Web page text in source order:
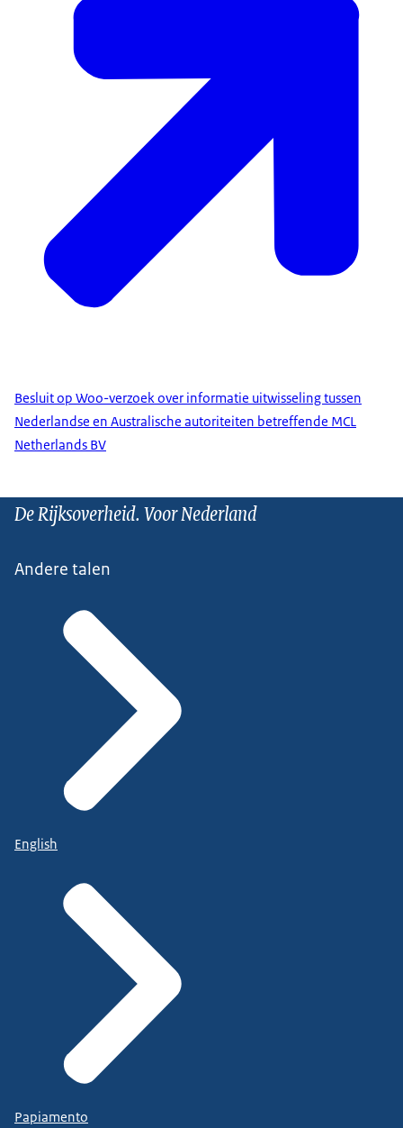
Besluit op Woo-verzoek over informatie uitwisseling tussen
Nederlandse en Australische autoriteiten betreffende MCL
Netherlands BV
De Rijksoverheid. Voor Nederland
Andere talen
English
Papiamento